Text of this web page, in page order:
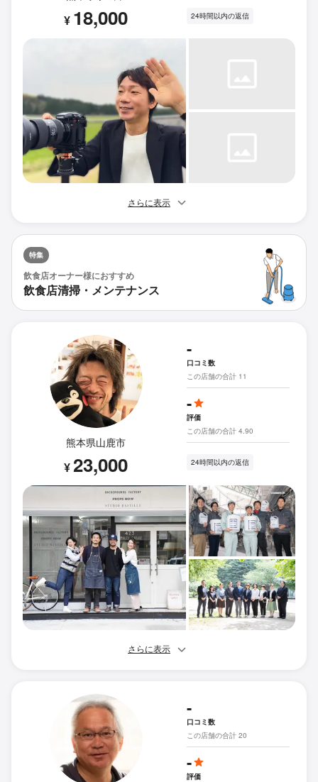
¥ 18,000 24時間以内の返信
さらに表示
特集
飲食店オーナー様におすすめ
飲食店清掃・メンテナンス
熊本県山鹿市
¥23,000
-
口コミ数
この店舗の合計 11
-
評価
この店舗の合計 4.90
24時間以内の返信
さらに表示
-
口コミ数
この店舗の合計 20
-
評価